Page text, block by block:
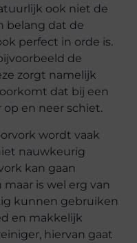
ook niet de
belang dat de
perfect in orde is.
de
zorgt namelijk
dat bij een
en neer schiet.
wordt vaak
nauwkeurig
kan gaan
is wel erg van
kunnen gebruiken
en makkelijk
hiervan gaat